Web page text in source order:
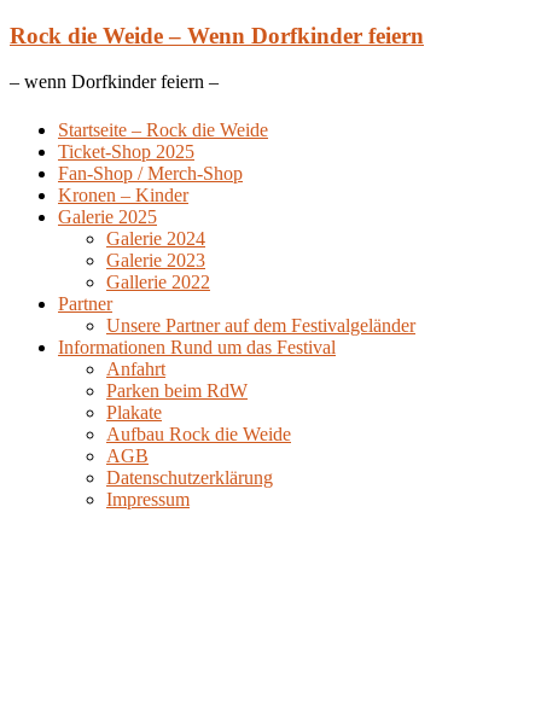
Zum
springen
Rock die Weide – Wenn Dorfkinder feiern
– wenn Dorfkinder feiern –
Startseite – Rock die Weide
Ticket-Shop 2025
Fan-Shop / Merch-Shop
Kronen – Kinder
Galerie 2025
Galerie 2024
Galerie 2023
Gallerie 2022
Partner
Unsere Partner auf dem Festivalgeländer
Informationen Rund um das Festival
Anfahrt
Parken beim RdW
Plakate
Aufbau Rock die Weide
AGB
Datenschutzerklärung
Impressum